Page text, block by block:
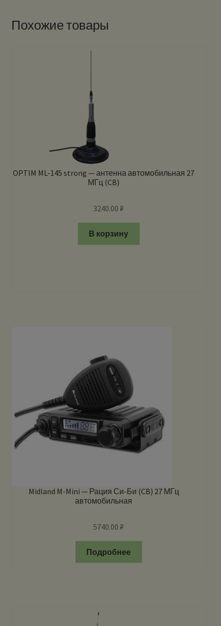
Похожие товары
OPTIM ML-145 strong — антенна автомобильная 27
МГц (CB)
3240.00₽
В корзину
Midland M-Mini — Рация Си-Би (CB) 27 МГц
автомобильная
5740.00₽
Подробнее